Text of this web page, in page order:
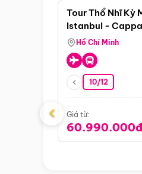
Tour Thổ Nhĩ Kỳ
Istanbul -
Pamukkale
Hồ Chí Minh
10/12
Giá từ:
60.990.000đ
‹